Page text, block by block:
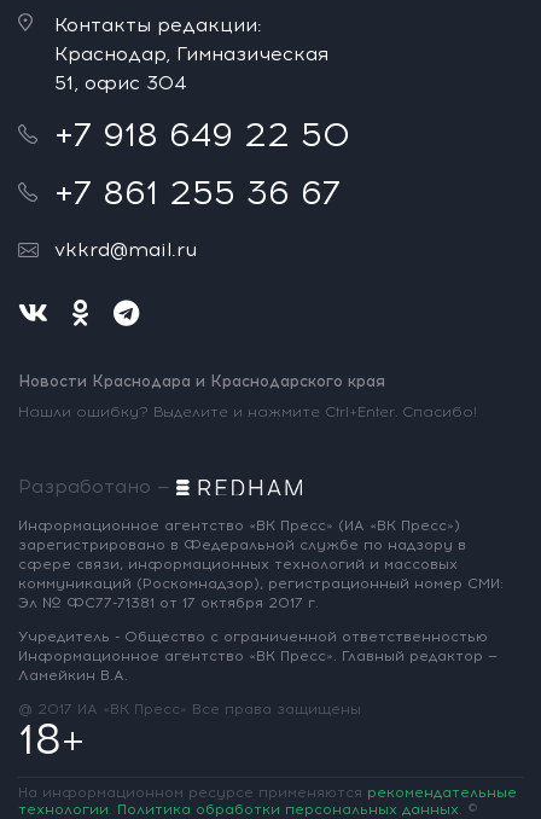
Контакты редакции:
Краснодар, Гимназическая
51, офис 304
+7 918 649 22 50
+7 861 255 36 67
vkkrd@mail.ru
Новости Краснодара и Краснодарского края
Нашли ошибку? Выделите и нажмите Ctrl+Enter. Спасибо!
Разработано —
Информационное агентство «ВК Пресс» (ИА «ВК Пресс»)
зарегистрировано в Федеральной службе по надзору в
сфере связи, информационных технологий и массовых
коммуникаций (Роскомнадзор), регистрационный номер СМИ:
Эл № ФС77-71381 от 17 октября 2017 г.
Учредитель - Общество с ограниченной ответственностью
Информационное агентство «ВК Пресс». Главный редактор —
Ламейкин В.А.
@ 2017 ИА «ВК Пресс» Все права защищены
18+
На информационном ресурсе применяются рекомендательные
технологии. Политика обработки персональных данных. ©